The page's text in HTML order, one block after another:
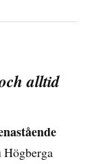
alltid
Högberga